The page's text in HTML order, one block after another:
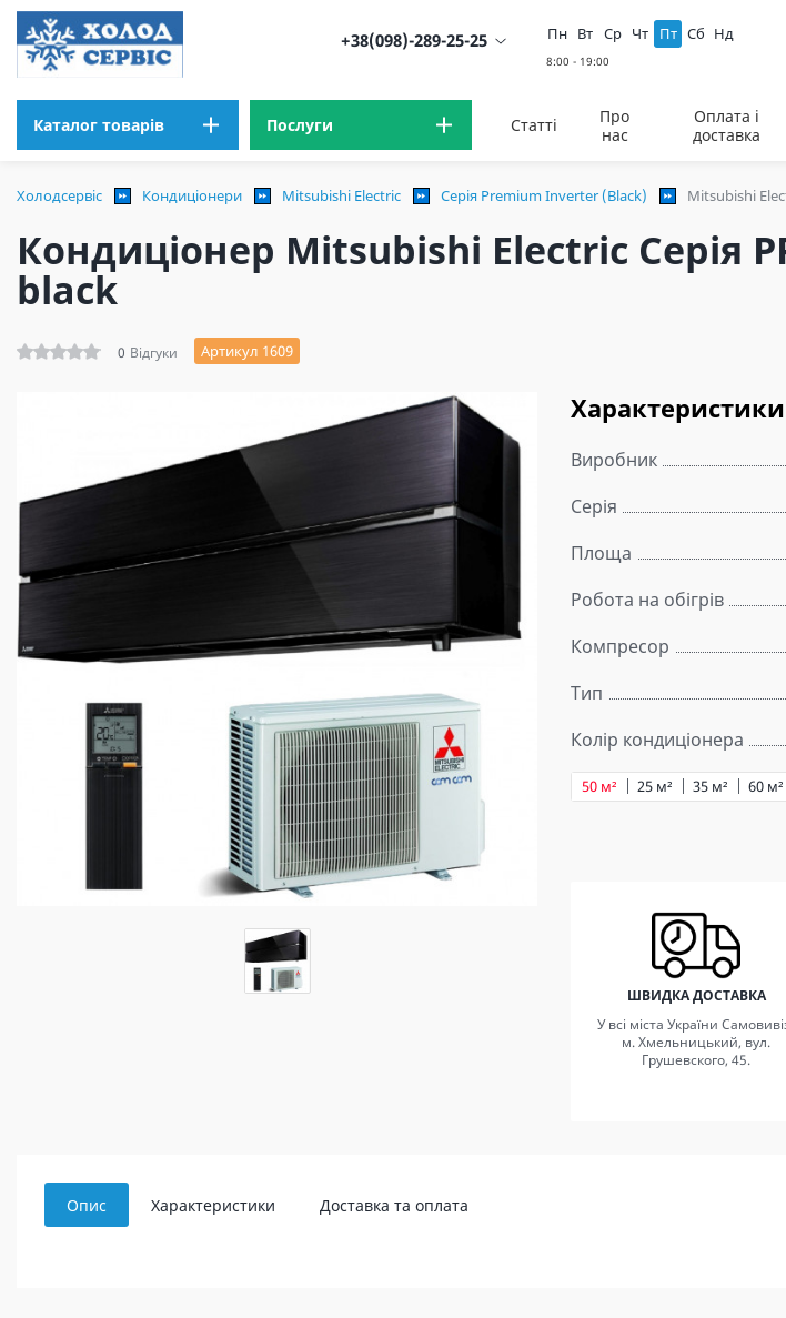
+38(098)-289-25-25 Пн Вт Ср Чт Пт Сб Нд
Каталог товарів Послуги Статті
Про
нас
Оплата і
доставка
Холодсервіс Кондиціонери Mitsubishi Electric Серія Premium Inverter (Black) Mitsubishi
Кондиціонер Mitsubishi Electric Серія
black
0 Відгуки Артикул 1609
Характеристики
Виробник
Серія
Площа
Робота на обігрів
Компресор
Тип
Колір кондиціонера
25 м² 35 м²
50 м² 60 м²
ШВИДКА ДОСТАВКА
У всі міста України
м. Хмельницький, вул.
Грушевского, 45.
Опис Характеристики Доставка та оплата